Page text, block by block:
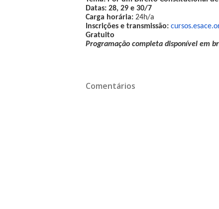
Datas: 28, 29 e 30/7
Carga horária: 24h/a
Inscrições e transmissão:
Gratuito
Programação completa disponível em
Comentários